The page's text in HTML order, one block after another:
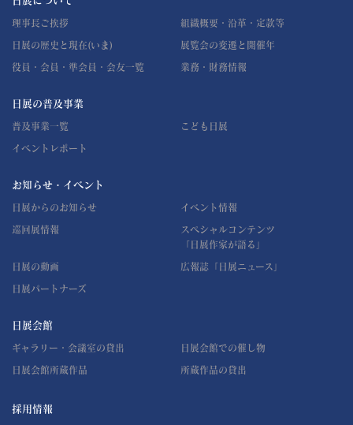
理事長ご挨拶 組織概要・沿革・定款等
日展の歴史と現在(いま) 展覧会の変遷と開催年
役員・会員・準会員・会友一覧 業務・財務情報
日展の普及事業
普及事業一覧 こども日展
イベントレポート
お知らせ・イベント
日展からのお知らせ イベント情報
巡回展情報
スペシャルコンテンツ
「日展作家が語る」
日展の動画 広報誌「日展ニュース」
日展パートナーズ
日展会館
ギャラリー・会議室の貸出 日展会館での催し物
日展会館所蔵作品 所蔵作品の貸出
採用情報